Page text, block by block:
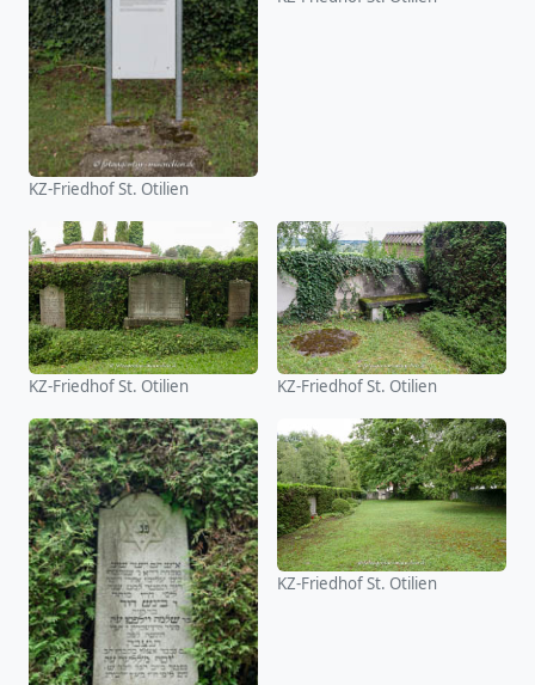
KZ-Friedhof St. Otilien
KZ-Friedhof St. Otilien KZ-Friedhof St. Otilien
KZ-Friedhof St. Otilien